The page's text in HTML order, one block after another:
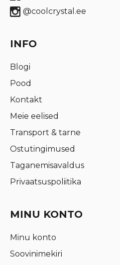
@coolcrystal.ee
INFO
Blogi
Pood
Kontakt
Meie eelised
Transport & tarne
Ostutingimused
Taganemisavaldus
Privaatsuspoliitika
MINU KONTO
Minu konto
Soovinimekiri